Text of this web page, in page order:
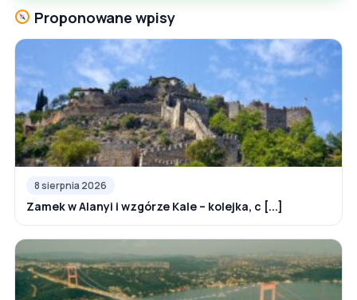
Proponowane wpisy
8 sierpnia 2026
Zamek w Alanyi i wzgórze Kale – kolejka, c [...]